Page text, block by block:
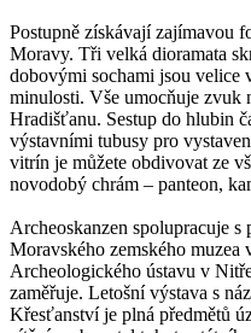
Postupně získávají zajímavou
Moravy. Tři velká dioramata
dobovými sochami jsou velice
minulosti. Vše umocňuje zvuk
Hradišťanu. Sestup do hlubin
výstavními tubusy pro
vitrín je můžete obdivovat ze
novodobý chrám – panteon,
Archeoskanzen spolupracuje
Moravského zemského muzea
Archeologického ústavu v
zaměřuje. Letošní výstava s
Křesťanství je plná předmětů